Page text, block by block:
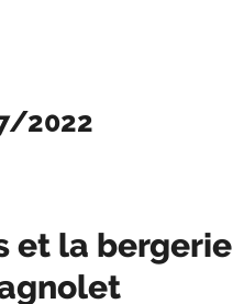
2022
et la bergerie